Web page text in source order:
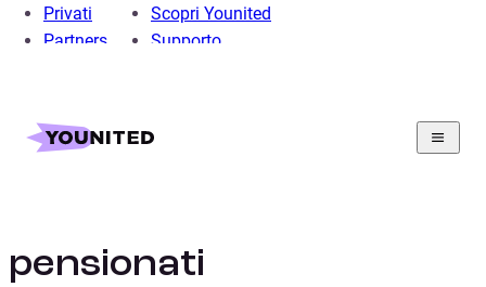
Privati
Partners
Scopri Younited
Supporto
Home
Guide Prestito Personale
pensionati